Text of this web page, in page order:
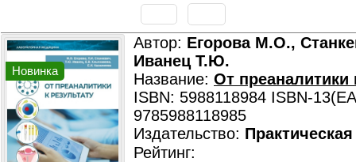
Новинка
Автор: Егорова М.О.,
Иванец Т.Ю.
Название: От преаналитики
ISBN: 5988118984 ISBN-
9785988118985
Издательство:
Рейтинг: